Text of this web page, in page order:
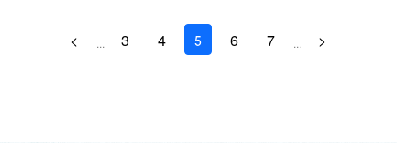
（114.11.22）
< ... 3 4 5 6 7 ... >